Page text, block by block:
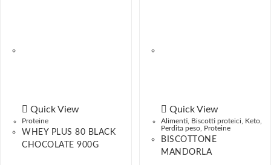
Quick View
Proteine
WHEY PLUS 80 BLACK
CHOCOLATE 900G
Quick View
Alimenti, Biscotti proteici, Keto,
Perdita peso, Proteine
BISCOTTONE
MANDORLA